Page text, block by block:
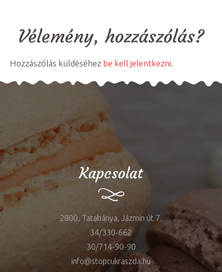
Vélemény, hozzászólás?
Hozzászólás küldéséhez be kell jelentkezni.
Kapcsolat
2800, Tatabánya, Jázmin út 7.
34/330-662
30/714-90-90
info@stopcukraszda.hu